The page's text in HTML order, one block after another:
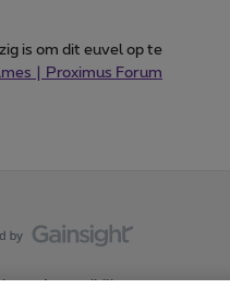
is om dit euvel op te
| Proximus Forum
Accessibility statement